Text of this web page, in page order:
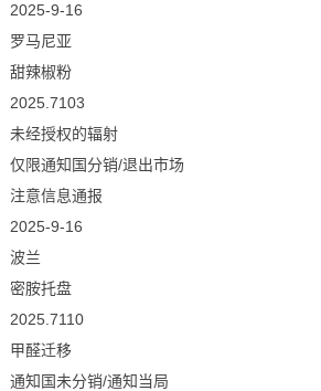
2025-9-16
罗马尼亚
甜辣椒粉
2025.7103
未经授权的辐射
仅限通知国分销/退出市场
注意信息通报
2025-9-16
波兰
密胺托盘
2025.7110
甲醛迁移
通知国未分销/通知当局